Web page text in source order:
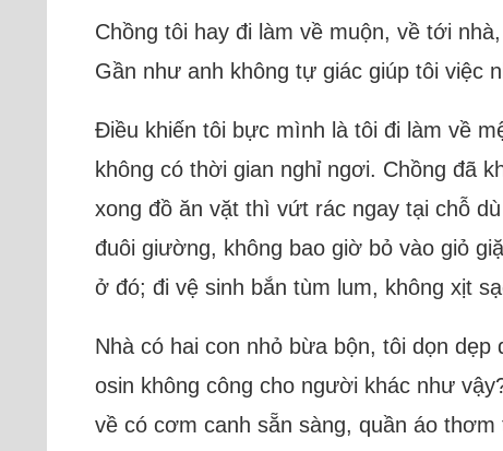
Chồng tôi hay đi làm về muộn, về tới
Gần như anh không tự giác giúp tôi việc
Điều khiến tôi bực mình là tôi đi làm về
không có thời gian nghỉ ngơi. Chồng đã
xong đồ ăn vặt thì vứt rác ngay tại chỗ
đuôi giường, không bao giờ bỏ vào giỏ
ở đó; đi vệ sinh bắn tùm lum, không xịt
Nhà có hai con nhỏ bừa bộn, tôi dọn
osin không công cho người khác như
về có cơm canh sẵn sàng, quần áo